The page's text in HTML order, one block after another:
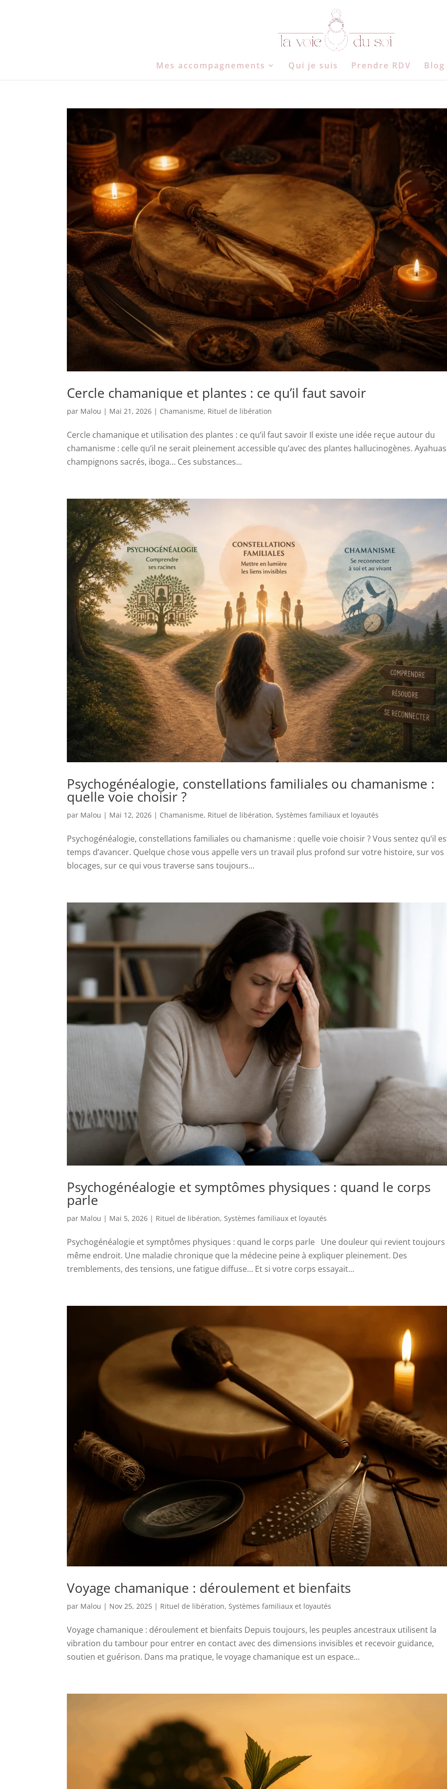
Mes accompagnements Qui je suis Prendre RDV Blog
Cercle chamanique et plantes : ce qu’il faut savoir
par Malou | Mai 21, 2026 | Chamanisme, Rituel de libération
Cercle chamanique et utilisation des plantes : ce qu’il faut savoir Il existe une idée reçue autour du
chamanisme : celle qu’il ne serait pleinement accessible qu’avec des plantes hallucinogènes.
champignons sacrés, iboga… Ces substances...
Psychogénéalogie, constellations familiales ou chamanisme :
quelle voie choisir ?
par Malou | Mai 12, 2026 | Chamanisme, Rituel de libération,Systèmes familiaux et loyautés
Psychogénéalogie, constellations familiales ou chamanisme : quelle voie choisir ? Vous sentez qu’il
temps d’avancer. Quelque chose vous appelle vers un travail plus profond sur votre histoire, sur vos
blocages, sur ce qui vous traverse sans toujours...
Psychogénéalogie et symptômes physiques : quand le corps
parle
par Malou | Mai 5, 2026 | Rituel de libération,Systèmes familiaux et loyautés
Psychogénéalogie et symptômes physiques : quand le corps parle Une douleur qui revient toujours
même endroit. Une maladie chronique que la médecine peine à expliquer pleinement. Des
tremblements, des tensions, une fatigue diffuse… Et si votre corps essayait...
Voyage chamanique : déroulement et bienfaits
par Malou | Nov 25, 2025 | Rituel de libération,Systèmes familiaux et loyautés
Voyage chamanique : déroulement et bienfaits Depuis toujours, les peuples ancestraux utilisent la
vibration du tambour pour entrer en contact avec des dimensions invisibles et recevoir guidance,
soutien et guérison. Dans ma pratique, le voyage chamanique est un espace...